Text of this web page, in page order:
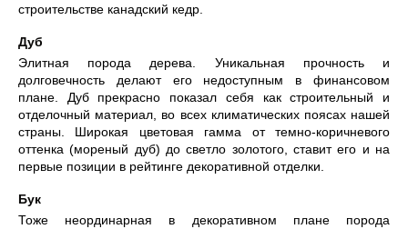
строительстве канадский кедр.
Дуб
Элитная порода дерева. Уникальная прочность и
долговечность делают его недоступным в финансовом
плане. Дуб прекрасно показал себя как строительный и
отделочный материал, во всех климатических поясах нашей
страны. Широкая цветовая гамма от темно-коричневого
оттенка (мореный дуб) до светло золотого, ставит его и на
первые позиции в рейтинге декоративной отделки.
Бук
Тоже неординарная в декоративном плане порода